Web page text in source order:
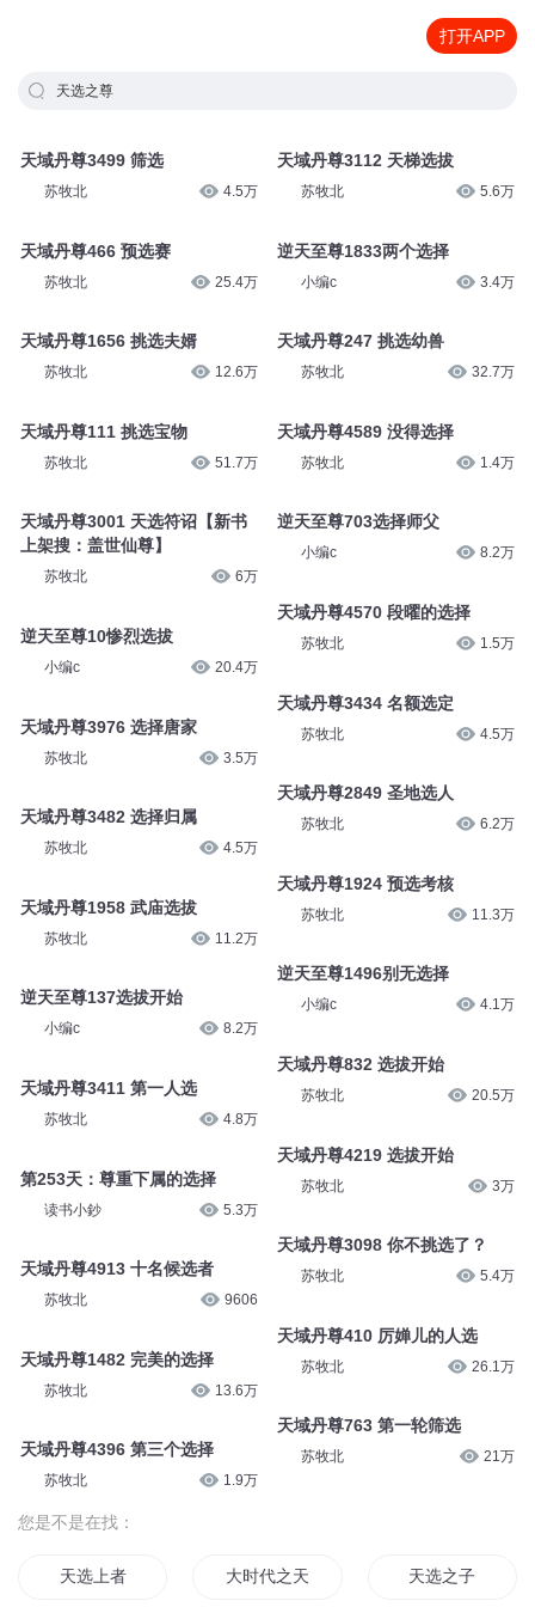
打开APP
天选之尊
天域丹尊3499 筛选
苏牧北 4.5万
天域丹尊466 预选赛
苏牧北 25.4万
天域丹尊1656 挑选夫婿
苏牧北 12.6万
天域丹尊111 挑选宝物
苏牧北 51.7万
天域丹尊3001 天选符诏【新书
上架搜：盖世仙尊】
苏牧北 6万
逆天至尊10惨烈选拔
小编c 20.4万
天域丹尊3976 选择唐家
苏牧北 3.5万
天域丹尊3482 选择归属
苏牧北 4.5万
天域丹尊1958 武庙选拔
苏牧北 11.2万
逆天至尊137选拔开始
小编c 8.2万
天域丹尊3411 第一人选
苏牧北 4.8万
第253天：尊重下属的选择
读书小鈔 5.3万
天域丹尊4913 十名候选者
苏牧北 9606
天域丹尊1482 完美的选择
苏牧北 13.6万
天域丹尊4396 第三个选择
苏牧北 1.9万
天域丹尊3112 天梯选拔
苏牧北 5.6万
逆天至尊1833两个选择
小编c 3.4万
天域丹尊247 挑选幼兽
苏牧北 32.7万
天域丹尊4589 没得选择
苏牧北 1.4万
逆天至尊703选择师父
小编c 8.2万
天域丹尊4570 段曜的选择
苏牧北 1.5万
天域丹尊3434 名额选定
苏牧北 4.5万
天域丹尊2849 圣地选人
苏牧北 6.2万
天域丹尊1924 预选考核
苏牧北 11.3万
逆天至尊1496别无选择
小编c 4.1万
天域丹尊832 选拔开始
苏牧北 20.5万
天域丹尊4219 选拔开始
苏牧北 3万
天域丹尊3098 你不挑选了？
苏牧北 5.4万
天域丹尊410 厉婵儿的人选
苏牧北 26.1万
天域丹尊763 第一轮筛选
苏牧北 21万
您是不是在找：
天选上者 大时代之天选 天选之子